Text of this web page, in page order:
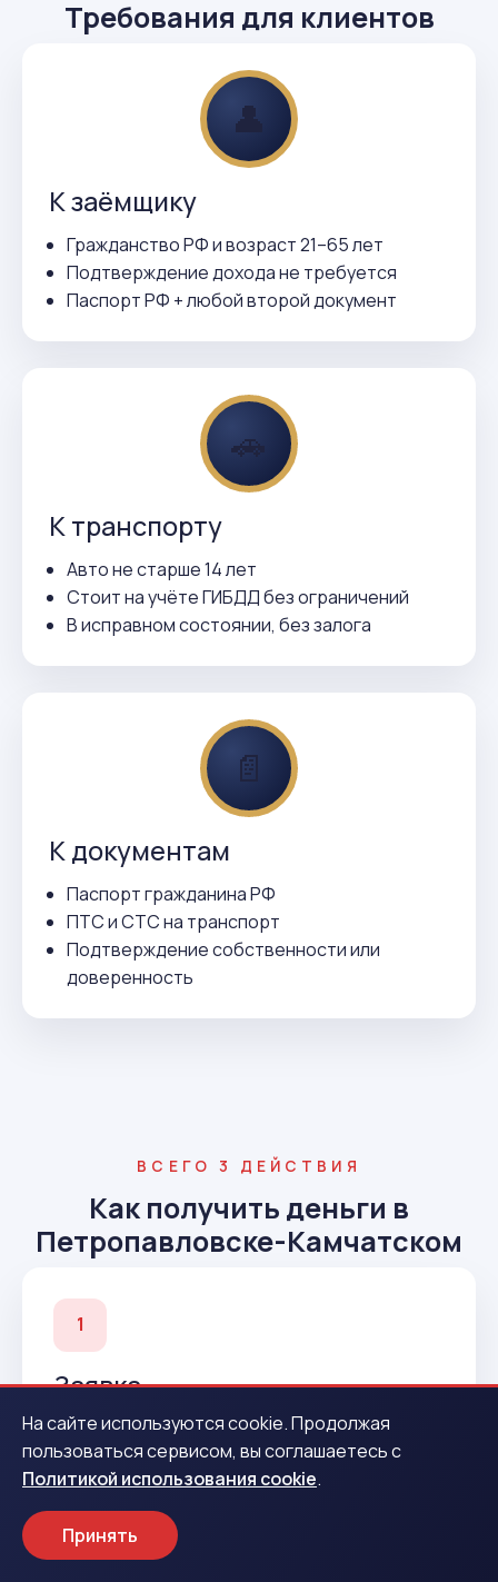
Требования для клиентов
👤
К заёмщику
Гражданство РФ и возраст 21–65 лет
Подтверждение дохода не требуется
Паспорт РФ + любой второй документ
🚗
К транспорту
Авто не старше 14 лет
Стоит на учёте ГИБДД без ограничений
В исправном состоянии, без залога
📄
К документам
Паспорт гражданина РФ
ПТС и СТС на транспорт
Подтверждение собственности или
доверенность
ВСЕГО 3 ДЕЙСТВИЯ
Как получить деньги в
Петропавловске-Камчатском
1
Заявка
Оставьте контакты на сайте — менеджер
филиала Петропавловск-Камчатский
позвонит через 5 минут.
На сайте используются cookie. Продолжая
пользоваться сервисом, вы соглашаетесь с
Политикой использования cookie.
Принять